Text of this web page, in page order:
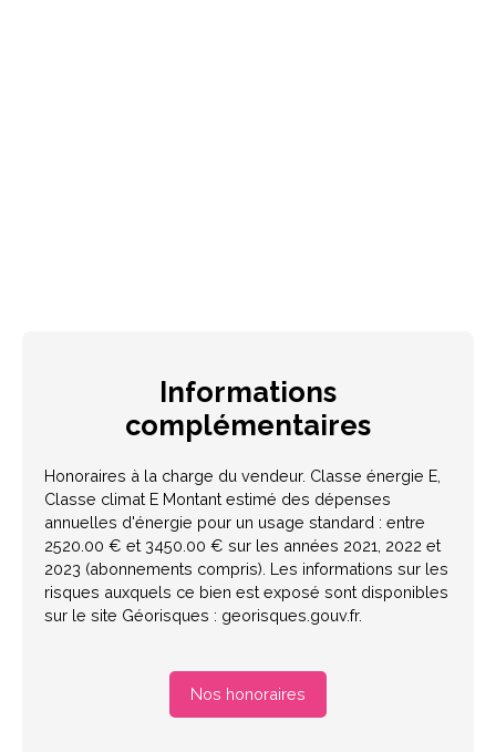
Informations
complémentaires
Honoraires à la charge du vendeur. Classe énergie E,
Classe climat E Montant estimé des dépenses
annuelles d'énergie pour un usage standard : entre
2520.00 € et 3450.00 € sur les années 2021, 2022 et
2023 (abonnements compris). Les informations sur les
risques auxquels ce bien est exposé sont disponibles
sur le site Géorisques : georisques.gouv.fr.
Nos honoraires